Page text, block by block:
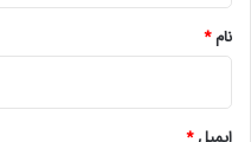
نام*